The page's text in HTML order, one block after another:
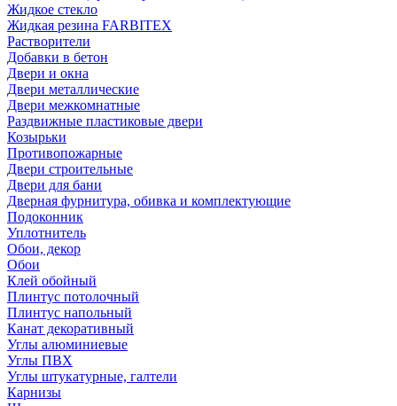
Жидкое стекло
Жидкая резина FARBITEX
Растворители
Добавки в бетон
Двери и окна
Двери металлические
Двери межкомнатные
Раздвижные пластиковые двери
Козырьки
Противопожарные
Двери строительные
Двери для бани
Дверная фурнитура, обивка и комплектующие
Подоконник
Уплотнитель
Обои, декор
Обои
Клей обойный
Плинтус потолочный
Плинтус напольный
Канат декоративный
Углы алюминиевые
Углы ПВХ
Углы штукатурные, галтели
Карнизы